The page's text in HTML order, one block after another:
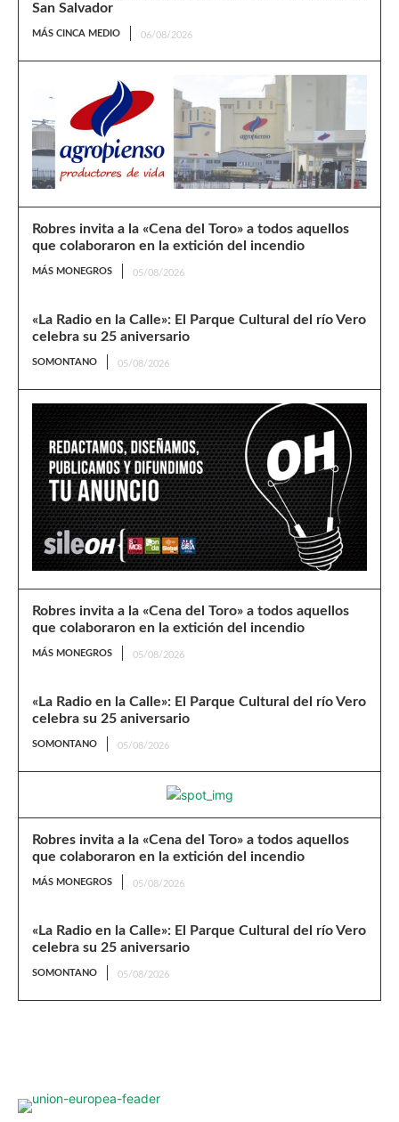
San Salvador
MÁS CINCA MEDIO 06/08/2026
Robres invita a la «Cena del Toro» a todos aquellos
que colaboraron en la extición del incendio
MÁS MONEGROS 05/08/2026
«La Radio en la Calle»: El Parque Cultural del río Vero
celebra su 25 aniversario
SOMONTANO 05/08/2026
Robres invita a la «Cena del Toro» a todos aquellos
que colaboraron en la extición del incendio
MÁS MONEGROS 05/08/2026
«La Radio en la Calle»: El Parque Cultural del río Vero
celebra su 25 aniversario
SOMONTANO 05/08/2026
Robres invita a la «Cena del Toro» a todos aquellos
que colaboraron en la extición del incendio
MÁS MONEGROS 05/08/2026
«La Radio en la Calle»: El Parque Cultural del río Vero
celebra su 25 aniversario
SOMONTANO 05/08/2026